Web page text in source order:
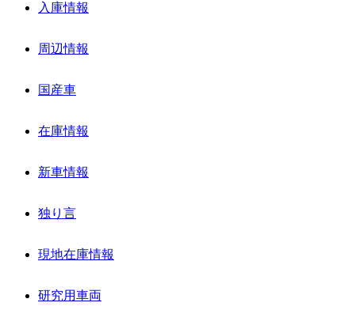
入庫情報
周辺情報
国産車
在庫情報
新車情報
独り言
現地在庫情報
研究用車両